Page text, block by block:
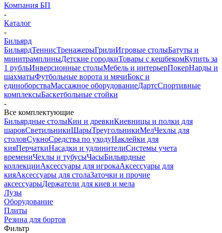
Компания БП
-
Каталог
-
Бильярд
БильярдТеннисТренажерыГрилиИгровые столыБатуты и
минитрамплиныДетские городкиТовары с кешбекомКупить за
1 рубльИнверсионные столыМебель и интерьерПокерНарды и
шахматыФутбольные ворота и мячиБокс и
единоборстваМассажное оборудованиеДартсСпортивные
комплексыБаскетбольные стойки
-
Все комплектующие
Бильярдные столыКии и древкиКиевницы и полки для
шаровСветильникиШарыТреугольникиМелЧехлы для
столовСукноСредства по уходуНаклейки для
кияПерчаткиНасадки и удлинителиСистемы учета
времениЧехлы и тубусыЧасыБильярдные
коллекцииАксессуары для игрокаАксессуары для
кияАксессуары для столаЗаточки и прочие
аксессуарыДержатели для киев и мела
Лузы
Оборудование
Плиты
Резина для бортов
Фильтр